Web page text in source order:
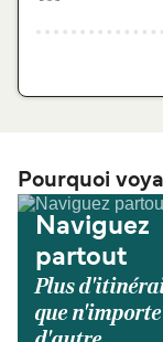
Pourquoi
Naviguez
partout
Plus
que